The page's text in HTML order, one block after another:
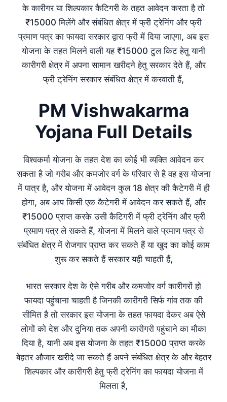
के कारीगर या शिल्पकार कैटिगरी के तहत आवेदन करता है तो
₹15000 मिलेंगे और संबंधित क्षेत्र में फ्री ट्रेनिंग और फ्री
प्रमाण पत्र का फायदा सरकार द्वारा फ्री में दिया जाएगा, अब इस
योजना के तहत मिलने वाली यह ₹15000 टुल किट हेतु यानी
कारीगरी क्षेत्र में अपना सामान खरीदने हेतु सरकार देते हैं, और
फ्री ट्रेनिंग सरकार संबंधित क्षेत्र में करवाती हैं,
PM Vishwakarma
Yojana Full Details
विश्वकर्मा योजना के तहत देश का कोई भी व्यक्ति आवेदन कर
सकता है जो गरीब और कमजोर वर्ग के परिवार से है वह इस योजना
में पात्र है, और योजना में आवेदन कुल 18 क्षेत्र की कैटेगरी में ही
होगा, अब आप किसी एक कैटेगरी में आवेदन कर सकते हैं, और
₹15000 प्राप्त करके उसी कैटिगरी में फ्री ट्रेनिंग और फ्री
प्रमाण पत्र ले सकते हैं, योजना में मिलने वाले प्रमाण पत्र से
संबंधित क्षेत्र में रोजगार प्राप्त कर सकते हैं या खुद का कोई काम
शुरू कर सकते हैं सरकार यही चाहती हैं,
भारत सरकार देश के ऐसे गरीब और कमजोर वर्ग कारीगरों हो
फायदा पहुंचाना चाहती है जिनकी कारीगरी सिर्फ गांव तक की
सीमित है तो सरकार इस योजना के तहत फायदा देकर अब ऐसे
लोगों को देश और दुनिया तक अपनी कारीगरी पहुंचाने का मौका
दिया है, यानी अब इस योजना के तहत ₹15000 प्राप्त करके
बेहतर औजार खरीदे जा सकते हैं अपने संबंधित क्षेत्र के और बेहतर
शिल्पकार और कारीगरी हेतु फ्री ट्रेनिंग का फायदा योजना में
मिलता है,